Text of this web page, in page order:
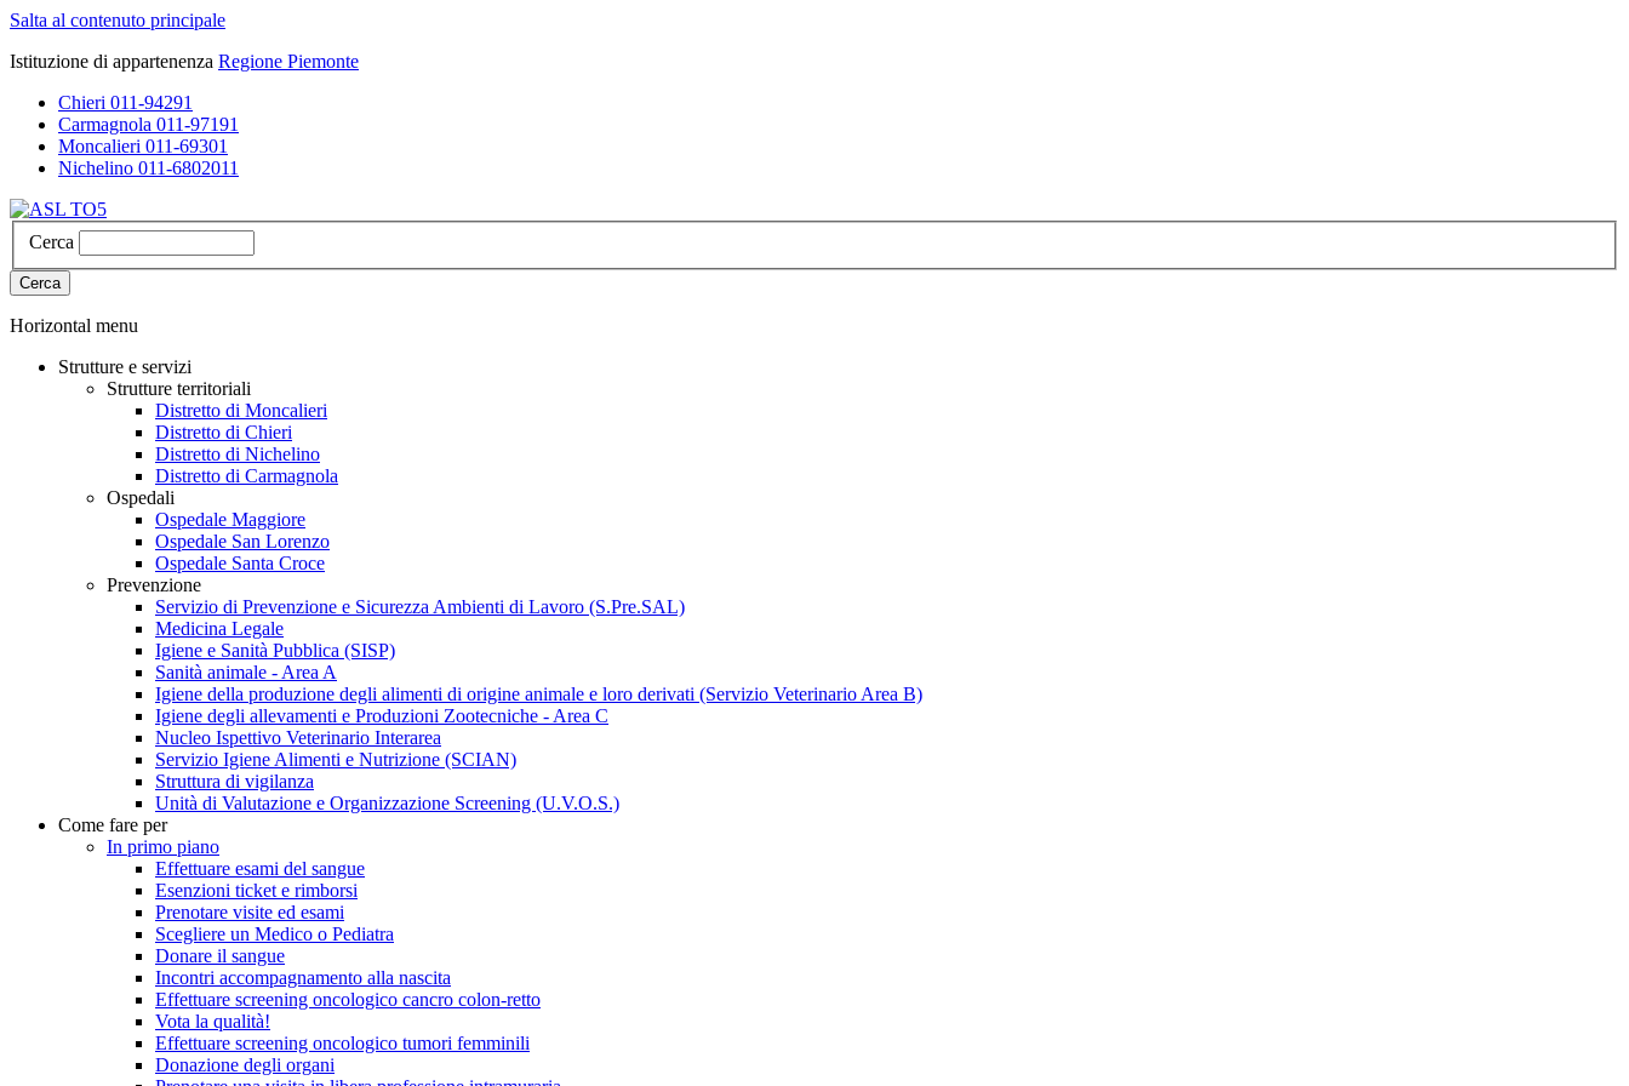
Salta al contenuto principale
Istituzione di appartenenza Regione Piemonte
Chieri 011-94291
Carmagnola 011-97191
Moncalieri 011-69301
Nichelino 011-6802011
Cerca
Cerca
Horizontal menu
Strutture e servizi
Strutture territoriali
Distretto di Moncalieri
Distretto di Chieri
Distretto di Nichelino
Distretto di Carmagnola
Ospedali
Ospedale Maggiore
Ospedale San Lorenzo
Ospedale Santa Croce
Prevenzione
Servizio di Prevenzione e Sicurezza Ambienti di Lavoro (S.Pre.SAL)
Medicina Legale
Igiene e Sanità Pubblica (SISP)
Sanità animale - Area A
Igiene della produzione degli alimenti di origine animale e loro derivati (Servizio Veterinario Area B)
Igiene degli allevamenti e Produzioni Zootecniche - Area C
Nucleo Ispettivo Veterinario Interarea
Servizio Igiene Alimenti e Nutrizione (SCIAN)
Struttura di vigilanza
Unità di Valutazione e Organizzazione Screening (U.V.O.S.)
Come fare per
In primo piano
Effettuare esami del sangue
Esenzioni ticket e rimborsi
Prenotare visite ed esami
Scegliere un Medico o Pediatra
Donare il sangue
Incontri accompagnamento alla nascita
Effettuare screening oncologico cancro colon-retto
Vota la qualità!
Effettuare screening oncologico tumori femminili
Donazione degli organi